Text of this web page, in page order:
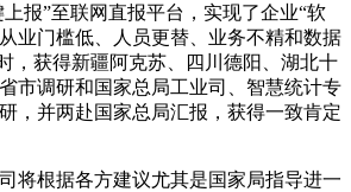
上报”至联网直报平台，实现了企业“软
业门槛低、人员更替、业务不精和数据
，获得新疆阿克苏、四川德阳、湖北十
市调研和国家总局工业司、智慧统计专
，并两赴国家总局汇报，获得一致肯定
将根据各方建议尤其是国家局指导进一